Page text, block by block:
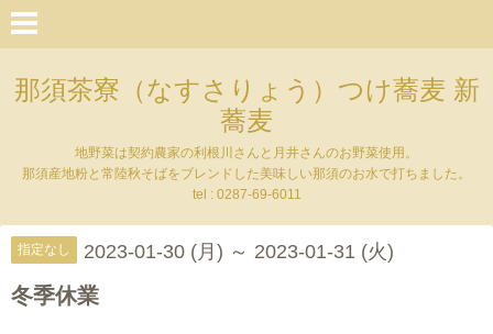
那須茶寮（なすさりょう）つけ蕎麦 新
蕎麦
地野菜は契約農家の利根川さんと月井さんのお野菜使用。
那須産地粉と常陸秋そばをブレンドした美味しい那須のお水で打ちました。
tel : 0287-69-6011
指定なし 2023-01-30 (月) ～ 2023-01-31 (火)
冬季休業